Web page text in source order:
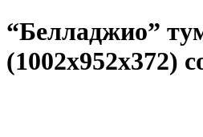
“Белладжио”
(1002х952х372)